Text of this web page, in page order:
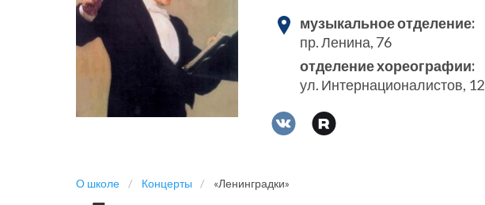
музыкальное отделение:
пр. Ленина, 76
отделение хореографии:
ул. Интернационалистов, 12
О школе Концерты «Ленинградки»